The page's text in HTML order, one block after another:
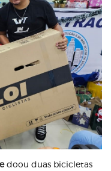
doou duas bicicletas